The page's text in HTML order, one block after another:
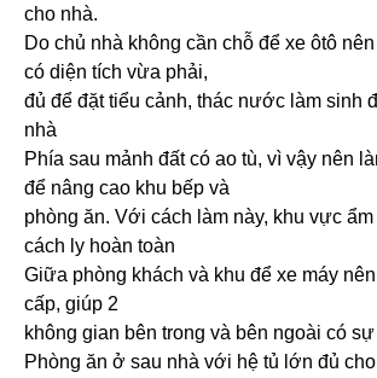
cho nhà.
Do chủ nhà không cần chỗ để xe ôtô
có diện tích vừa phải,
đủ để đặt tiểu cảnh, thác nước làm sinh
nhà
Phía sau mảnh đất có ao tù, vì vậy nên
để nâng cao khu bếp và
phòng ăn. Với cách làm này, khu vực
cách ly hoàn toàn
Giữa phòng khách và khu để xe máy
cấp, giúp 2
không gian bên trong và bên ngoài có
Phòng ăn ở sau nhà với hệ tủ lớn đủ